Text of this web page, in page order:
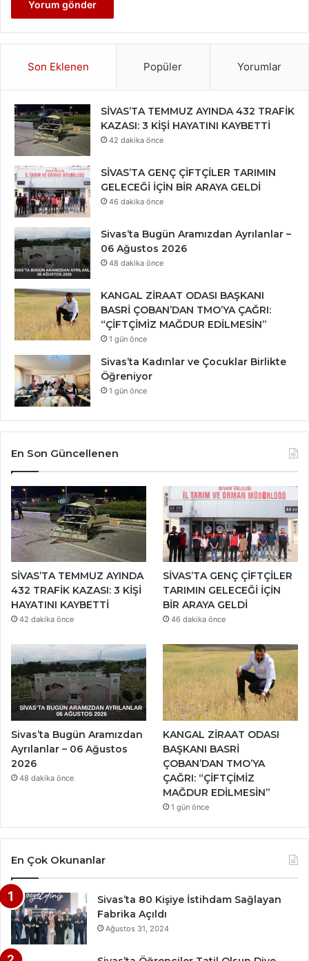
Son Eklenen Popüler Yorumlar
SİVAS’TA TEMMUZ AYINDA 432 TRAFİK
KAZASI: 3 KİŞİ HAYATINI KAYBETTİ
42 dakika önce
SİVAS’TA GENÇ ÇİFTÇİLER TARIMIN
GELECEĞİ İÇİN BİR ARAYA GELDİ
46 dakika önce
Sivas’ta Bugün Aramızdan Ayrılanlar –
06 Ağustos 2026
48 dakika önce
KANGAL ZİRAAT ODASI BAŞKANI
BASRİ ÇOBAN’DAN TMO’YA ÇAĞRI:
“ÇİFTÇİMİZ MAĞDUR EDİLMESİN”
1 gün önce
Sivas’ta Kadınlar ve Çocuklar Birlikte
Öğreniyor
1 gün önce
En Son Güncellenen
SİVAS’TA TEMMUZ AYINDA
432 TRAFİK KAZASI: 3 KİŞİ
HAYATINI KAYBETTİ
42 dakika önce
SİVAS’TA GENÇ ÇİFTÇİLER
TARIMIN GELECEĞİ İÇİN
BİR ARAYA GELDİ
46 dakika önce
Sivas’ta Bugün Aramızdan
Ayrılanlar – 06 Ağustos
2026
48 dakika önce
KANGAL ZİRAAT ODASI
BAŞKANI BASRİ
ÇOBAN’DAN TMO’YA
ÇAĞRI: “ÇİFTÇİMİZ
MAĞDUR EDİLMESİN”
1 gün önce
En Çok Okunanlar
Sivas’ta 80 Kişiye İstihdam Sağlayan
Fabrika Açıldı
Ağustos 31, 2024